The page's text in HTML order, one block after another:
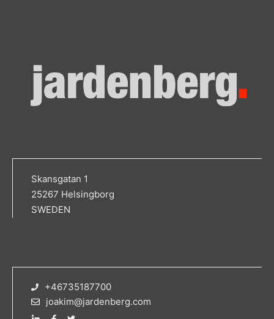
Skansgatan 1
25267 Helsingborg
SWEDEN
+46735187700
joakim@jardenberg.com